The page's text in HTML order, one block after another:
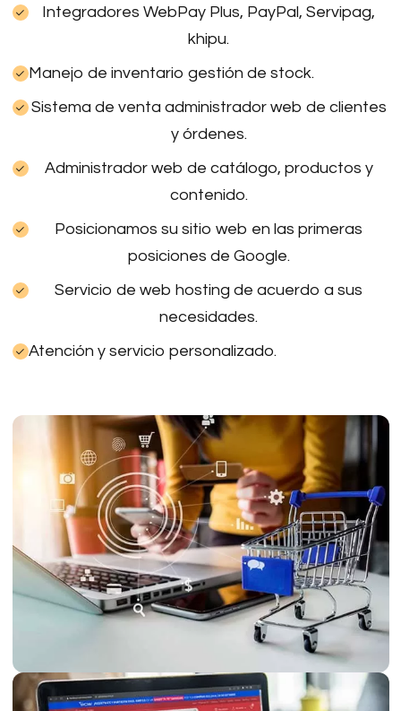
Integradores WebPay Plus, PayPal, Servipag,
khipu.
Manejo de inventario gestión de stock.
Sistema de venta administrador web de clientes
y órdenes.
Administrador web de catálogo, productos y
contenido.
Posicionamos su sitio web en las primeras
posiciones de Google.
Servicio de web hosting de acuerdo a sus
necesidades.
Atención y servicio personalizado.